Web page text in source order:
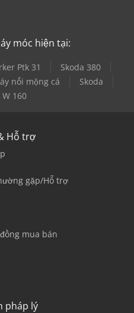
móc hiện tại:
Ptk 31
Skoda 380
nối mộng cá
Skoda
W 160
Hỗ trợ
gặp/Hỗ trợ
mua bán
pháp lý